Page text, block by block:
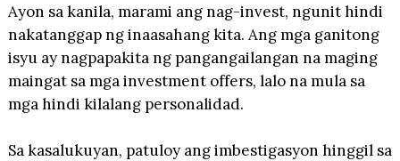
Ayon sa kanila, marami ang nag-invest, ngunit hindi
nakatanggap ng inaasahang kita. Ang mga ganitong
isyu ay nagpapakita ng pangangailangan na maging
maingat sa mga investment offers, lalo na mula sa
mga hindi kilalang personalidad.
Sa kasalukuyan, patuloy ang imbestigasyon hinggil sa